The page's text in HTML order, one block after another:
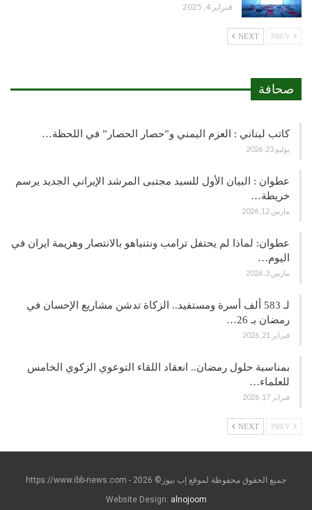
فبراير 4, 2025
NEXT
صحافة
كاتب لبناني : العزم اليمني و”حصار الحصار” في اللحظة…
يوليو 23, 2026
عطوان : البيان الأول للسيد مجتبى المرشد الإيراني الجديد يرسم
خريطة…
مارس 12, 2026
عطوان: لماذا لم يحتفل ترامب ونتنياهو بالانتصار وهزيمة ايران في
اليوم…
مارس 3, 2026
لـ 583 ألف أسرة ومستفيد.. الزكاة تدشن مشاريع الإحسان في
رمضان بـ 26…
فبراير 21, 2026
بمناسبة حلول رمضان.. انعقاد اللقاء التوعوي الزكوي الخامس
للعلماء…
فبراير 17, 2026
NEXT
جميع الحقوق محفوظة لموقع إب نيوز© https://www.ibb-news.com - 2026
Website Design: alnojoom